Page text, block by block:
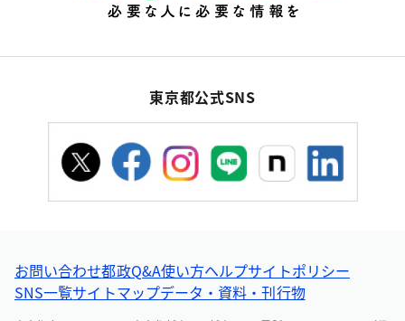
東京都公式SNS
お問い合わせ都政Q&A使い方ヘルプサイトポリシー
SNS一覧サイトマップデータ・資料・刊行物